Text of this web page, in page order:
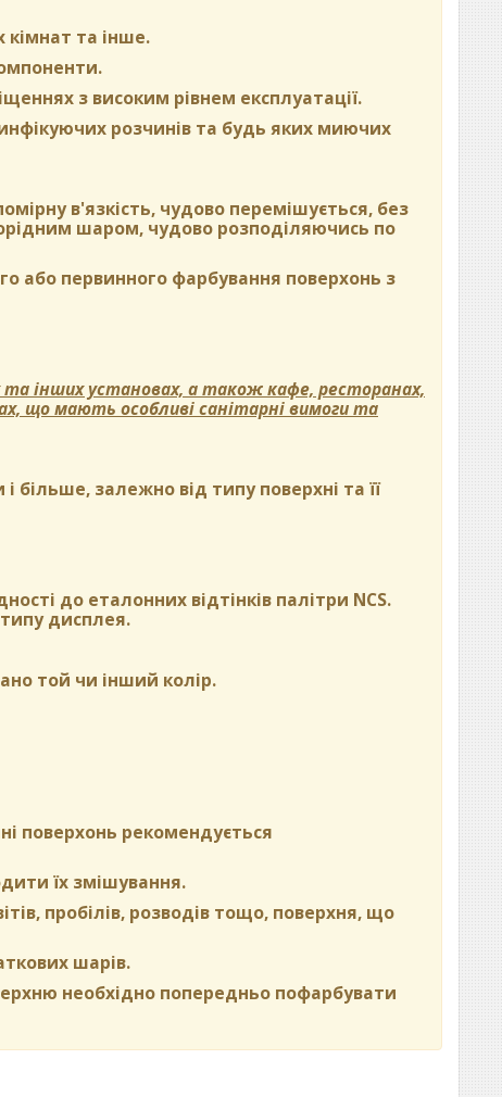
кімнат та інше.
з високим рівнем експлуатації.
розчинів та будь яких миючих
в'язкість, чудово перемішується, без
шаром, чудово розподіляючись по
або первинного фарбування поверхонь з
інших установах, а також кафе, ресторанах,
що мають особливі санітарні вимоги та
залежно від типу поверхні та її
до еталонних відтінків палітри NCS.
дисплея.
той чи інший колір.
поверхонь рекомендується
їх змішування.
пробілів, розводів тощо, поверхня, що
шарів.
необхідно попередньо пофарбувати